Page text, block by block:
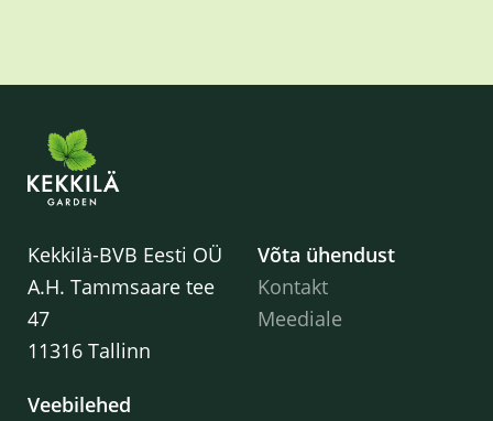
Kekkilä-BVB Eesti OÜ
A.H. Tammsaare tee
47
11316 Tallinn
Võta ühendust
Kontakt
Meediale
Veebilehed